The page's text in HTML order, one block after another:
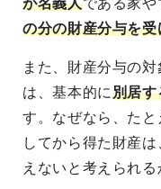
が名義人である家や
の分の財産分与を
また、財産分与の
は、基本的に別居す
す。なぜなら、た
してから得た財産
えないと考えられる